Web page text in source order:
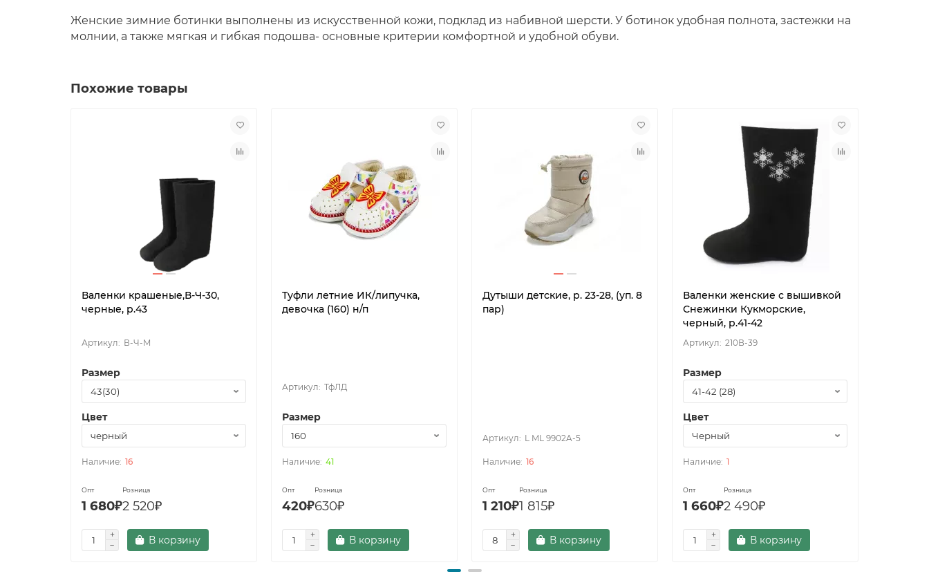
Женские зимние ботинки выполнены из искусственной кожи, подклад из набивной шерсти. У ботинок удобная полнота, застежки на
молнии, а также мягкая и гибкая подошва- основные критерии комфортной и удобной обуви.
Похожие товары
Валенки крашеные,В-Ч-30,
черные, р.43
В-Ч-М
Размер
Цвет
16
Опт
1 680₽
Розница
2 520₽
В корзину
Туфли летние ИК/липучка,
девочка (160) н/п
ТфЛД
Размер
41
Опт
420₽
Розница
630₽
В корзину
Дутыши детские, р. 23-28, (уп. 8
пар)
L ML 9902A-5
16
Опт
1 210₽
Розница
1 815₽
В корзину
Валенки женские с вышивкой
Снежинки Кукморские,
черный, р.41-42
210В-39
Размер
Цвет
1
Опт
1 660₽
Розница
2 490₽
В корзину